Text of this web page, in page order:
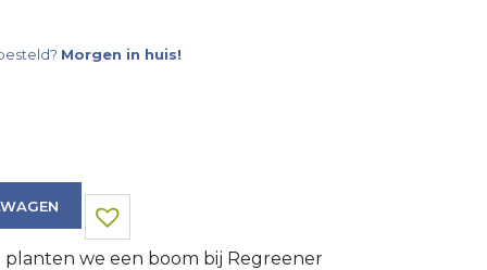
Morgen in huis!
we een boom bij Regreener